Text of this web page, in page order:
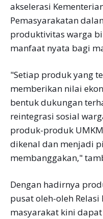
akselerasi
Pemasyarakatan
produktivitas warga
manfaat nyata bagi
"Setiap produk yang
memberikan nilai
bentuk dukungan
reintegrasi sosial
produk-produk
dikenal dan menjadi
membanggakan,"
Dengan hadirnya
pusat oleh-oleh
masyarakat kini